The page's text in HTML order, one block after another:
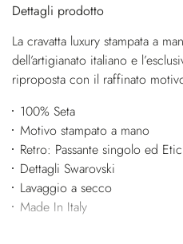
Dettagli prodotto
La cravatta luxury stampata a
dell’artigianato italiano e
riproposta con il raffinato
100% Seta
Motivo stampato a mano
Retro: Passante singolo ed
Dettagli Swarovski
Lavaggio a secco
Made In Italy